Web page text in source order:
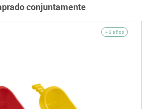
conjuntamente
+ 3 años